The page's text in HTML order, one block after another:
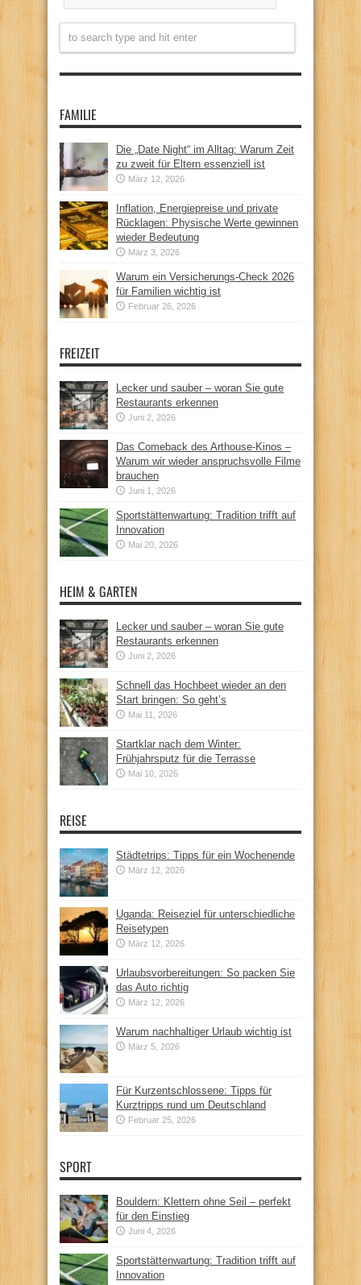
FAMILIE
Die „Date Night“ im Alltag: Warum Zeit
zu zweit für Eltern essenziell ist
März 12, 2026
Inflation, Energiepreise und private
Rücklagen: Physische Werte gewinnen
wieder Bedeutung
März 3, 2026
Warum ein Versicherungs-Check 2026
für Familien wichtig ist
Februar 26, 2026
FREIZEIT
Lecker und sauber – woran Sie gute
Restaurants erkennen
Juni 2, 2026
Das Comeback des Arthouse-Kinos –
Warum wir wieder anspruchsvolle Filme
brauchen
Juni 1, 2026
Sportstättenwartung: Tradition trifft auf
Innovation
Mai 20, 2026
HEIM & GARTEN
Lecker und sauber – woran Sie gute
Restaurants erkennen
Juni 2, 2026
Schnell das Hochbeet wieder an den
Start bringen: So geht’s
Mai 11, 2026
Startklar nach dem Winter:
Frühjahrsputz für die Terrasse
Mai 10, 2026
REISE
Städtetrips: Tipps für ein Wochenende
März 12, 2026
Uganda: Reiseziel für unterschiedliche
Reisetypen
März 12, 2026
Urlaubsvorbereitungen: So packen Sie
das Auto richtig
März 12, 2026
Warum nachhaltiger Urlaub wichtig ist
März 5, 2026
Für Kurzentschlossene: Tipps für
Kurztripps rund um Deutschland
Februar 25, 2026
SPORT
Bouldern: Klettern ohne Seil – perfekt
für den Einstieg
Juni 4, 2026
Sportstättenwartung: Tradition trifft auf
Innovation